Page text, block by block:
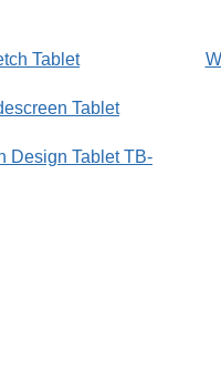
Tablet
Tablet
Design Tablet TB-